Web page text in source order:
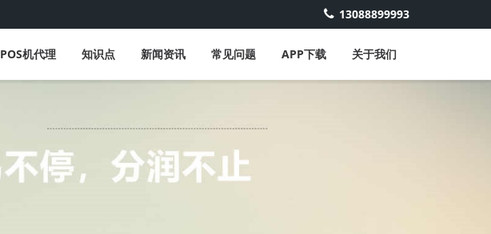
13088899993
POS机代理 知识点 新闻资讯 常见问题 APP下载 关于我们